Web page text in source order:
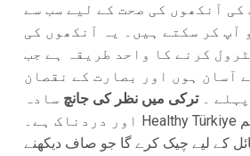
کی آنکھوں کی صحت کے لیے سب سے
آپ کر سکتے ہیں۔ یہ آنکھوں کی
کرنے کا واحد طریقہ ہے جب
آسان ہوں اور بصارت کے نقصان
۔ترکی میں نظر کی جانچ سادہ
اور دردناک ہے۔ Healthy Türkiye میں آپ کا ماہر چشم
کے لیے چیک کرے گا جو صاف دیکھنے